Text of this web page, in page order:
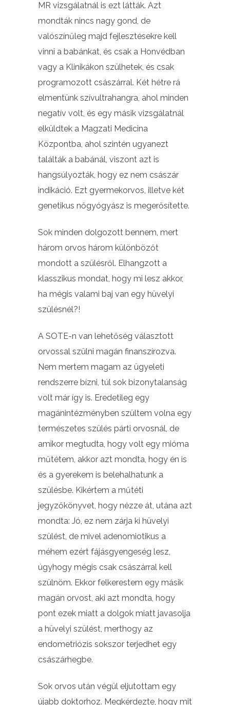
MR vizsgálatnál is ezt látták. Azt
mondták nincs nagy gond, de
valószínűleg majd fejlesztésekre kell
vinni a babánkat, és csak a Honvédban
vagy a Klinikákon szülhetek, és csak
programozott császárral. Két hétre rá
elmentünk szívultrahangra, ahol minden
negatív volt, és egy másik vizsgálatnál
elküldtek a Magzati Medicina
Központba, ahol szintén ugyanezt
találták a babánál, viszont azt is
hangsúlyozták, hogy ez nem császár
indikáció. Ezt gyermekorvos, illetve két
genetikus nőgyógyász is megerősítette.
Sok minden dolgozott bennem, mert
három orvos három különbözőt
mondott a szülésről. Elhangzott a
klasszikus mondat, hogy mi lesz akkor,
ha mégis valami baj van egy hüvelyi
szülésnél?!
A SOTE-n van lehetőség választott
orvossal szülni magán finanszírozva.
Nem mertem magam az ügyeleti
rendszerre bízni, túl sok bizonytalanság
volt már így is. Eredetileg egy
magánintézményben szültem volna egy
természetes szülés párti orvosnál, de
amikor megtudta, hogy volt egy mióma
műtétem, akkor azt mondta, hogy én is
és a gyerekem is belehalhatunk a
szülésbe. Kikértem a műtéti
jegyzőkönyvet, hogy nézze át, utána azt
mondta: Jó, ez nem zárja ki hüvelyi
szülést, de mivel adenomiotikus a
méhem ezért fájásgyengeség lesz,
úgyhogy mégis csak császárral kell
szülnöm. Ekkor felkerestem egy másik
magán orvost, aki azt mondta, hogy
pont ezek miatt a dolgok miatt javasolja
a hüvelyi szülést, merthogy az
endometriózis sokszor terjedhet egy
császárhegbe.
Sok orvos után végül eljutottam egy
újabb doktorhoz. Megkérdezte, hogy mit